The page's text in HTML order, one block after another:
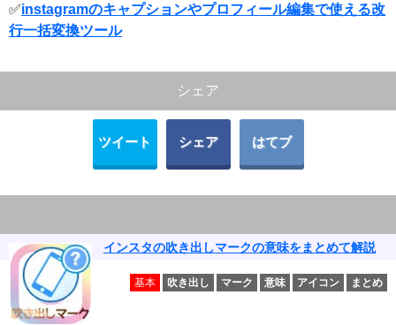
✅instagramのキャプションやプロフィール編集で使える改
行一括変換ツール
シェア
ツイート シェア はてブ
インスタの吹き出しマークの意味をまとめて解説
基本 吹き出し マーク 意味 アイコン まとめ